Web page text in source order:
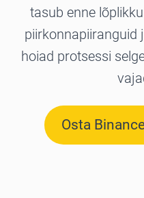
tasub enne
piirkonnapiiranguid
hoiad protsessi
Osta